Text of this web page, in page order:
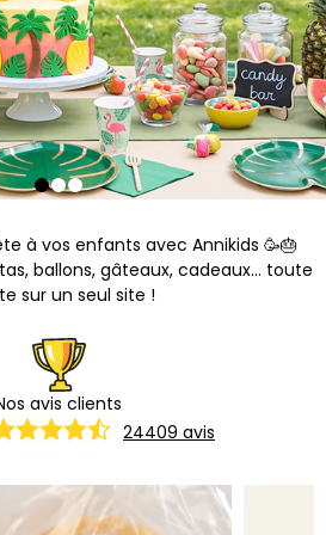
à vos enfants avec Annikids 🥳🎂
ballons, gâteaux, cadeaux... toute
sur un seul site !
avis clients
24409 avis